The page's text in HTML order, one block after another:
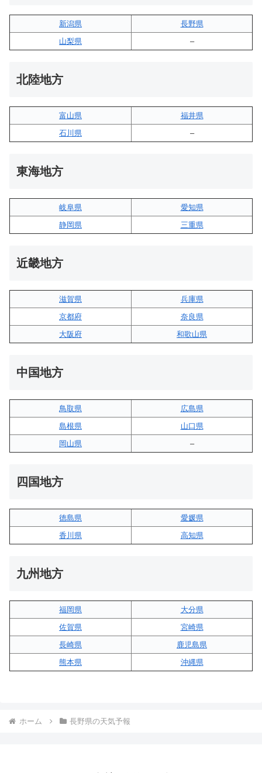
新潟県
長野県
山梨県
–
北陸地方
富山県
福井県
石川県
–
東海地方
岐阜県
愛知県
静岡県
三重県
近畿地方
滋賀県
兵庫県
京都府
奈良県
大阪府
和歌山県
中国地方
鳥取県
広島県
島根県
山口県
岡山県
–
四国地方
徳島県
愛媛県
香川県
高知県
九州地方
福岡県
大分県
佐賀県
宮崎県
長崎県
鹿児島県
熊本県
沖縄県
ホーム 長野県の天気予報